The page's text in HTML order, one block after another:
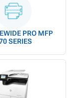
PRO MFP
SERIES